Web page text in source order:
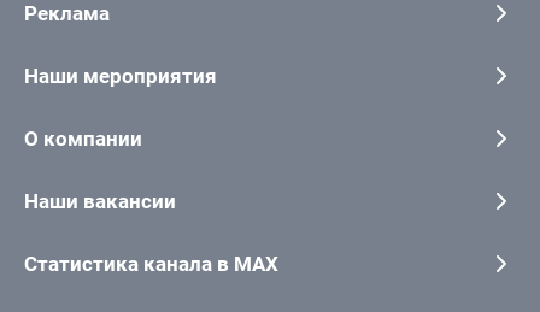
Реклама
Наши мероприятия
О компании
Наши вакансии
Статистика канала в MAX